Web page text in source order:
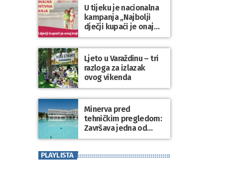
U tijeku je nacionalna
kampanja „Najbolji
dječji kupaći je onaj
koji se nosi“
Ljeto u Varaždinu – tri
razloga za izlazak
ovog vikenda
Minerva pred
tehničkim pregledom:
Završava jedna od
najvećih investicija u
Varaždinske županije
PLAYLISTA